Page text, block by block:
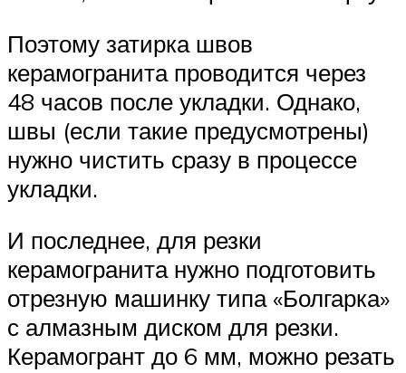
Поэтому затирка швов
керамогранита проводится через
48 часов после укладки. Однако,
швы (если такие предусмотрены)
нужно чистить сразу в процессе
укладки.
И последнее, для резки
керамогранита нужно подготовить
отрезную машинку типа «Болгарка»
с алмазным диском для резки.
Керамогрант до 6 мм, можно резать